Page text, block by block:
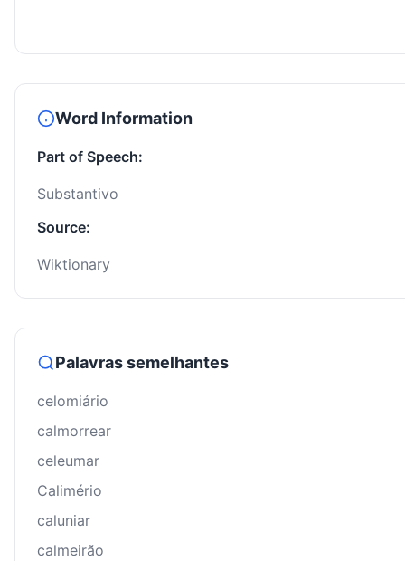
Word Information
Part of Speech:
Substantivo
Source:
Wiktionary
Palavras semelhantes
celomiário
calmorrear
celeumar
Calimério
caluniar
calmeirão